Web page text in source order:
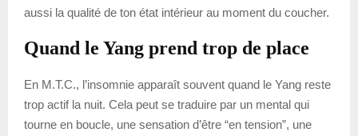
aussi la qualité de ton état intérieur au moment du coucher.
Quand le Yang prend trop de place
En M.T.C., l’insomnie apparaît souvent quand le Yang reste
trop actif la nuit. Cela peut se traduire par un mental qui
tourne en boucle, une sensation d’être “en tension”, une